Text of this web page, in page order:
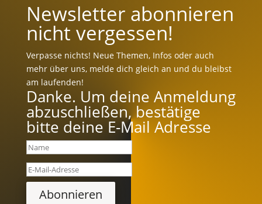
Newsletter abonnieren
nicht vergessen!
Verpasse nichts! Neue Themen, Infos oder auch
mehr über uns, melde dich gleich an und du bleibst
am laufenden!
Danke. Um deine Anmeldung
abzuschließen, bestätige
bitte deine E-Mail Adresse
Abonnieren